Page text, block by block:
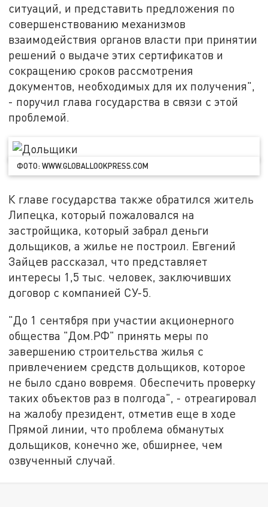
ситуаций, и представить предложения по
совершенствованию механизмов
взаимодействия органов власти при принятии
решений о выдаче этих сертификатов и
сокращению сроков рассмотрения
документов, необходимых для их получения",
- поручил глава государства в связи с этой
проблемой.
ФОТО: WWW.GLOBALLOOKPRESS.COM
К главе государства также обратился житель
Липецка, который пожаловался на
застройщика, который забрал деньги
дольщиков, а жилье не построил. Евгений
Зайцев рассказал, что представляет
интересы 1,5 тыс. человек, заключивших
договор с компанией СУ-5.
"До 1 сентября при участии акционерного
общества "Дом.РФ" принять меры по
завершению строительства жилья с
привлечением средств дольщиков, которое
не было сдано вовремя. Обеспечить проверку
таких объектов раз в полгода", - отреагировал
на жалобу президент, отметив еще в ходе
Прямой линии, что проблема обманутых
дольщиков, конечно же, обширнее, чем
озвученный случай.